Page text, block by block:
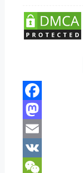
Facebook
Mastodon
Email
VK